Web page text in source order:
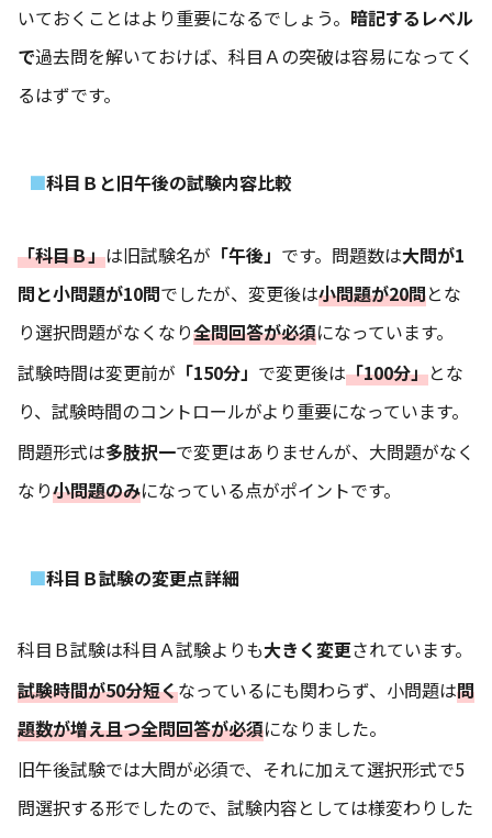
いておくことはより重要になるでしょう。 暗記するレベル
で過去問を解いておけば、科目Ａの突破は容易になってく
るはずです。
科目Ｂと旧午後の試験内容比較
「科目Ｂ」は旧試験名が 「午後」 です。問題数は大問が1
問と小問題が10問でしたが、変更後は小問題が20問とな
り選択問題がなくなり全問回答が必須になっています。
試験時間は変更前が 「150分」 で変更後は「100分」とな
り、試験時間のコントロールがより重要になっています。
問題形式は多肢択一で変更はありませんが、大問題がなく
なり小問題のみになっている点がポイントです。
科目Ｂ試験の変更点詳細
科目Ｂ試験は科目Ａ試験よりも大きく変更されています。
試験時間が50分短くなっているにも関わらず、小問題は問
題数が増え且つ全問回答が必須になりました。
旧午後試験では大問が必須で、それに加えて選択形式で5
問選択する形でしたので、試験内容としては様変わりした